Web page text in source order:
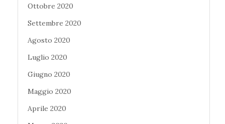
Ottobre 2020
Settembre 2020
Agosto 2020
Luglio 2020
Giugno 2020
Maggio 2020
Aprile 2020